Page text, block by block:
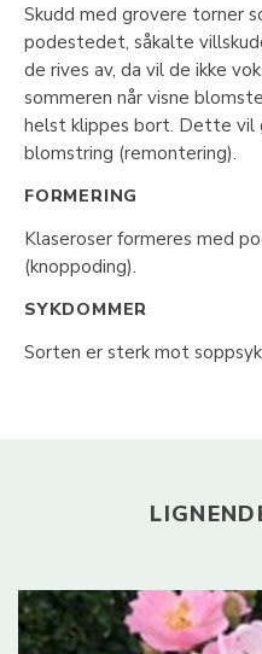
Skudd med grovere torner
podestedet, såkalte
de rives av, da vil de ikke
sommeren når visne
helst klippes bort. Dette vil
blomstring (remontering).
FORMERING
Klaseroser formeres med
(knoppoding).
SYKDOMMER
Sorten er sterk mot